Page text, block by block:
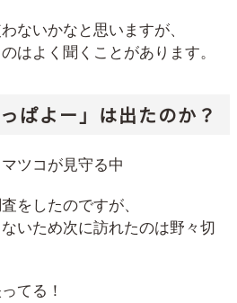
ないかなと思いますが、
はよく聞くことがあります。
ぱよー」は出たのか？
ツコが見守る中
をしたのですが、
いため次に訪れたのは野々切
てる！